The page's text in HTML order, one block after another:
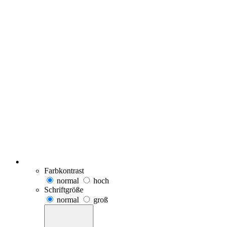
Farbkontrast
normal
hoch
Schriftgröße
normal
groß